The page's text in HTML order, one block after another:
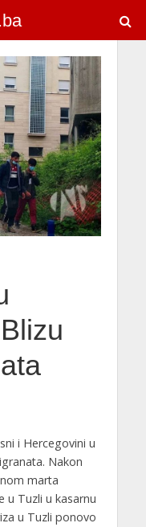
i Hercegovini u
Nakon
marta
u Tuzli u kasarnu
u Tuzli ponovo